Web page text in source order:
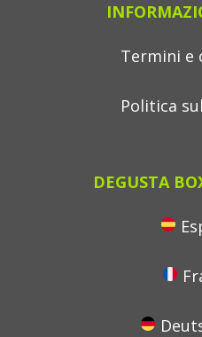
Termini e
Politica
DEGUSTA